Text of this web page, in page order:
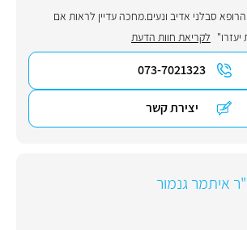
סבלני אדיב ונעים.מחכה עדיין לראות אם
יעזרו" לקריאת חוות הדעת
073-7021323
יצירת קשר
איתמר גנמור